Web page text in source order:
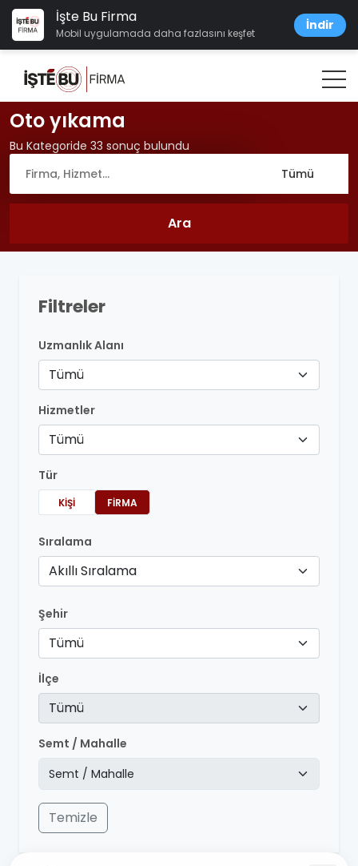
İşte Bu Firma
Mobil uygulamada daha fazlasını keşfet
İndir
Oto yıkama
Bu Kategoride 33 sonuç bulundu
Filtreler
Uzmanlık Alanı
Tümü
Hizmetler
Tümü
Tür
KIŞI FIRMA
Sıralama
Akıllı Sıralama
Şehir
Tümü
İlçe
Tümü
Semt / Mahalle
Temizle